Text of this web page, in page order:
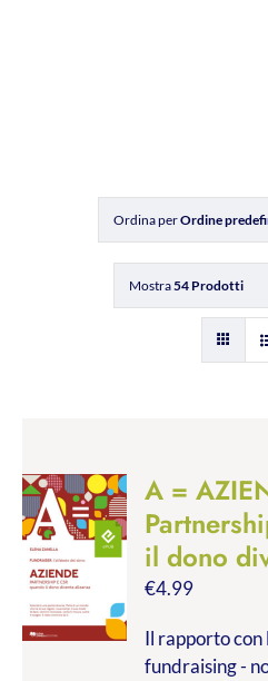
Ordina perOrdine
Mostra54 Prodotti
A =
il dono
€4.99
Il rapporto con
fundraising -